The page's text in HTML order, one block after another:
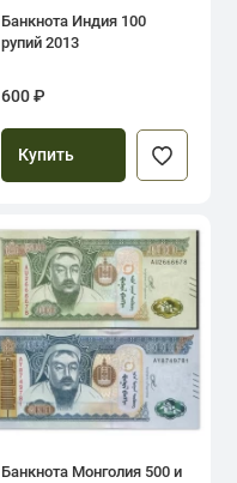
Банкнота Индия 100
рупий 2013
600 ₽
Купить
Банкнота Монголия 500 и